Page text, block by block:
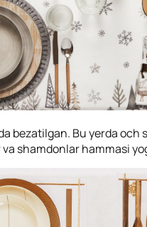
bezatilgan. Bu yerda och
shamdonlar hammasi